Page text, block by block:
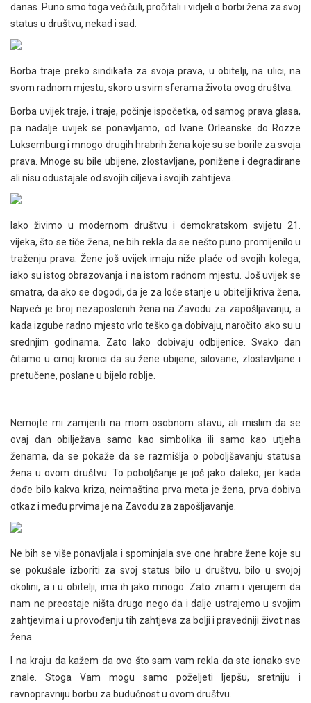
danas. Puno smo toga već čuli, pročitali i vidjeli o borbi žena za svoj
status u društvu, nekad i sad.
Borba traje preko sindikata za svoja prava, u obitelji, na ulici, na
svom radnom mjestu, skoro u svim sferama života ovog društva.
Borba uvijek traje, i traje, počinje ispočetka, od samog prava glasa,
pa nadalje uvijek se ponavljamo, od Ivane Orleanske do Rozze
Luksemburg i mnogo drugih hrabrih žena koje su se borile za svoja
prava. Mnoge su bile ubijene, zlostavljane, ponižene i degradirane
ali nisu odustajale od svojih ciljeva i svojih zahtijeva.
Iako živimo u modernom društvu i demokratskom svijetu 21.
vijeka, što se tiče žena, ne bih rekla da se nešto puno promijenilo u
traženju prava. Žene još uvijek imaju niže plaće od svojih kolega,
iako su istog obrazovanja i na istom radnom mjestu. Još uvijek se
smatra, da ako se dogodi, da je za loše stanje u obitelji kriva žena,
Najveći je broj nezaposlenih žena na Zavodu za zapošljavanju, a
kada izgube radno mjesto vrlo teško ga dobivaju, naročito ako su u
srednjim godinama. Zato lako dobivaju odbijenice. Svako dan
čitamo u crnoj kronici da su žene ubijene, silovane, zlostavljane i
pretučene, poslane u bijelo roblje.
Nemojte mi zamjeriti na mom osobnom stavu, ali mislim da se
ovaj dan obilježava samo kao simbolika ili samo kao utjeha
ženama, da se pokaže da se razmišlja o poboljšavanju statusa
žena u ovom društvu. To poboljšanje je još jako daleko, jer kada
dođe bilo kakva kriza, neimaština prva meta je žena, prva dobiva
otkaz i među prvima je na Zavodu za zapošljavanje.
Ne bih se više ponavljala i spominjala sve one hrabre žene koje su
se pokušale izboriti za svoj status bilo u društvu, bilo u svojoj
okolini, a i u obitelji, ima ih jako mnogo. Zato znam i vjerujem da
nam ne preostaje ništa drugo nego da i dalje ustrajemo u svojim
zahtjevima i u provođenju tih zahtjeva za bolji i pravedniji život nas
žena.
I na kraju da kažem da ovo što sam vam rekla da ste ionako sve
znale. Stoga Vam mogu samo poželjeti ljepšu, sretniju i
ravnopravniju borbu za budućnost u ovom društvu.